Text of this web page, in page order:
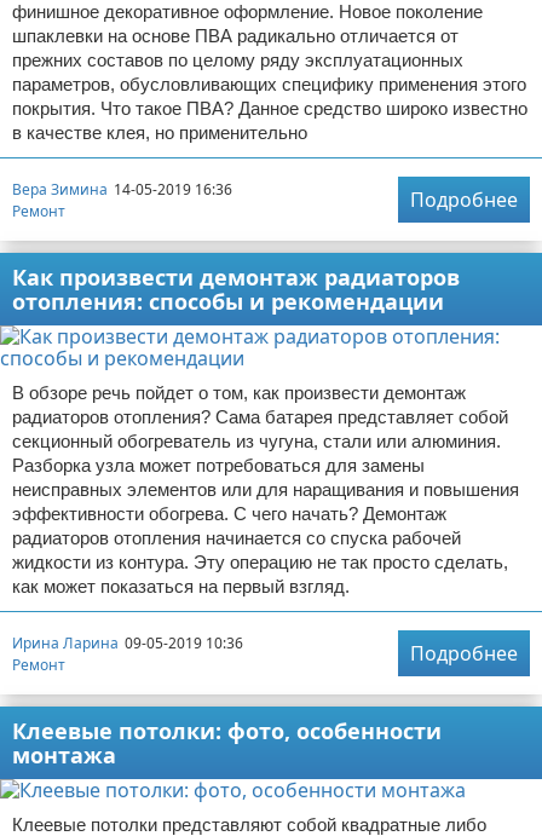
финишное декоративное оформление. Новое поколение
шпаклевки на основе ПВА радикально отличается от
прежних составов по целому ряду эксплуатационных
параметров, обусловливающих специфику применения этого
покрытия. Что такое ПВА? Данное средство широко известно
в качестве клея, но применительно
Вера Зимина 14-05-2019 16:36
Ремонт
Подробнее
Как произвести демонтаж радиаторов
отопления: способы и рекомендации
В обзоре речь пойдет о том, как произвести демонтаж
радиаторов отопления? Сама батарея представляет собой
секционный обогреватель из чугуна, стали или алюминия.
Разборка узла может потребоваться для замены
неисправных элементов или для наращивания и повышения
эффективности обогрева. С чего начать? Демонтаж
радиаторов отопления начинается со спуска рабочей
жидкости из контура. Эту операцию не так просто сделать,
как может показаться на первый взгляд.
Ирина Ларина 09-05-2019 10:36
Ремонт
Подробнее
Клеевые потолки: фото, особенности
монтажа
Клеевые потолки представляют собой квадратные либо